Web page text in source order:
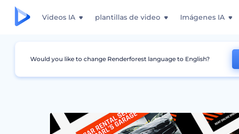
Videos IA plantillas de video Imágenes IA
Gráficos Historia de Instagram Set Visual
Would you like to change Renderforest language to English?